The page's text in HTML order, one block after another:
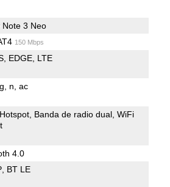
Note 3 Neo
150 Mbps
EDGE LTE
g n ac
Banda de radio dual WiFi
4.0
BT LE